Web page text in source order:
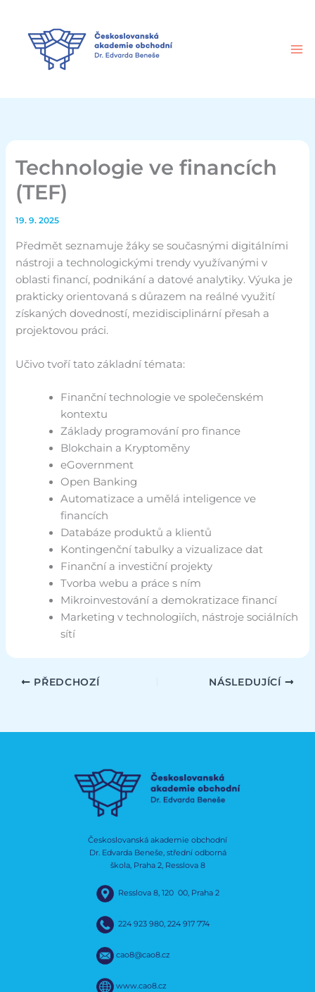
obsah
Technologie ve financích
(TEF)
19. 9. 2025
Předmět seznamuje žáky se současnými digitálními
nástroji a technologickými trendy využívanými v
oblasti financí, podnikání a datové analytiky. Výuka je
prakticky orientovaná s důrazem na reálné využití
získaných dovedností, mezidisciplinární přesah a
projektovou práci.
Učivo tvoří tato základní témata:
Finanční technologie ve společenském
kontextu
Základy programování pro finance
Blokchain a Kryptoměny
eGovernment
Open Banking
Automatizace a umělá inteligence ve
financích
Databáze produktů a klientů
Kontingenční tabulky a vizualizace dat
Finanční a investiční projekty
Tvorba webu a práce s ním
Mikroinvestování a demokratizace financí
Marketing v technologiích, nástroje sociálních
sítí
PŘEDCHOZÍ NÁSLEDUJÍCÍ
Českoslovanská akademie obchodní
Dr. Edvarda Beneše, střední odborná
škola, Praha 2, Resslova 8
Resslova 8, 120 00, Praha 2
224 923 980, 224 917 774
cao8@cao8.cz
www.cao8.cz